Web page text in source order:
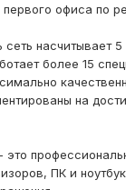
первого офиса по
насчитывает
более 15
на
ПК и